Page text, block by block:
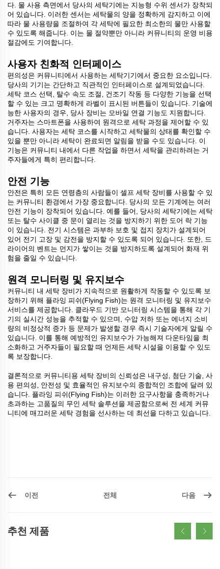
다. 물 사용 측면에서 당사의 세탁기에는 지능형 수위 센서가 장착되
어 있습니다. 이러한 센서는 세탁물의 양을 정확하게 감지하고 이에
따라 물 사용량을 조절하여 각 세탁에 필요한 최소한의 물만 사용할
수 있도록 해줍니다. 이는 물 절약뿐만 아니라 커뮤니티의 운영 비용
절감에도 기여합니다.
사용자 친화적 인터페이스
편의성은 커뮤니티에서 사용하는 세탁기기에서 중요한 요소입니다.
당사의 기기는 간단하고 직관적인 인터페이스로 설계되었습니다.
세탁 코스 선택, 탈수 속도 조절, 건조기 작동 등 다양한 기능을 선택
할 수 있는 크고 명확하게 라벨이 표시된 버튼들이 있습니다. 기술에
능한 사용자의 경우, 당사 장비는 모바일 연결 기능도 지원합니다.
거주자는 스마트폰을 사용하여 원격으로 세탁 과정을 제어할 수 있
습니다. 사용자는 세탁 코스를 시작하고 세탁물의 상태를 확인할 수
있을 뿐만 아니라 세탁이 완료되면 알림을 받을 수도 있습니다. 이
기능은 커뮤니티 내에서 다른 작업을 하면서 세탁을 관리하려는 거
주자들에게 특히 편리합니다.
안전 기능
안전은 특히 모든 연령층의 사람들이 셀프 세탁 장비를 사용할 수 있
는 커뮤니티 환경에서 가장 중요합니다. 당사의 모든 기계에는 여러
안전 기능이 장착되어 있습니다. 예를 들어, 당사의 세탁기에는 세탁
또는 탈수 사이클 중 문이 열리는 것을 방지하기 위한 도어 락 기능
이 있습니다. 전기 시스템은 과부하 보호 및 접지 장치가 설계되어
있어 전기 고장 및 감전을 방지할 수 있도록 되어 있습니다. 또한, 드
라이어의 벤트는 먼지가 쌓이는 것을 방지하도록 설계되어 화재 위
험을 줄일 수 있습니다.
원격 모니터링 및 유지보수
커뮤니티 내 세탁 장비가 지속적으로 원활하게 작동할 수 있도록 보
장하기 위해 플라잉 피쉬(Flying Fish)는 원격 모니터링 및 유지보수
서비스를 제공합니다. 클라우드 기반 모니터링 시스템을 통해 각 기
기의 실시간 성능을 추적할 수 있으며, 수압 저하 또는 에너지 소비
량의 비정상적 증가 등 문제가 발생할 경우 즉시 기술자에게 알릴 수
있습니다. 이를 통해 예방적인 유지보수가 가능해져 다운타임을 최
소화하고 거주자들이 필요할 때 언제든 세탁 시설을 이용할 수 있도
록 보장합니다.
결론적으로 커뮤니티용 세탁 장비의 신뢰성은 내구성, 첨단 기술, 사
용 편의성, 안전성 및 효율적인 유지보수의 종합적인 조합에 달려 있
습니다. 플라잉 피쉬(Flying Fish)는 이러한 요구사항을 충족하거나
초과하는 고품질의 무인 세탁 솔루션을 제공함으로써 전 세계 커뮤
니티에 매끄러운 세탁 경험을 선사하는 데 최선을 다하고 있습니다.
이전 전체 다음
추천 제품